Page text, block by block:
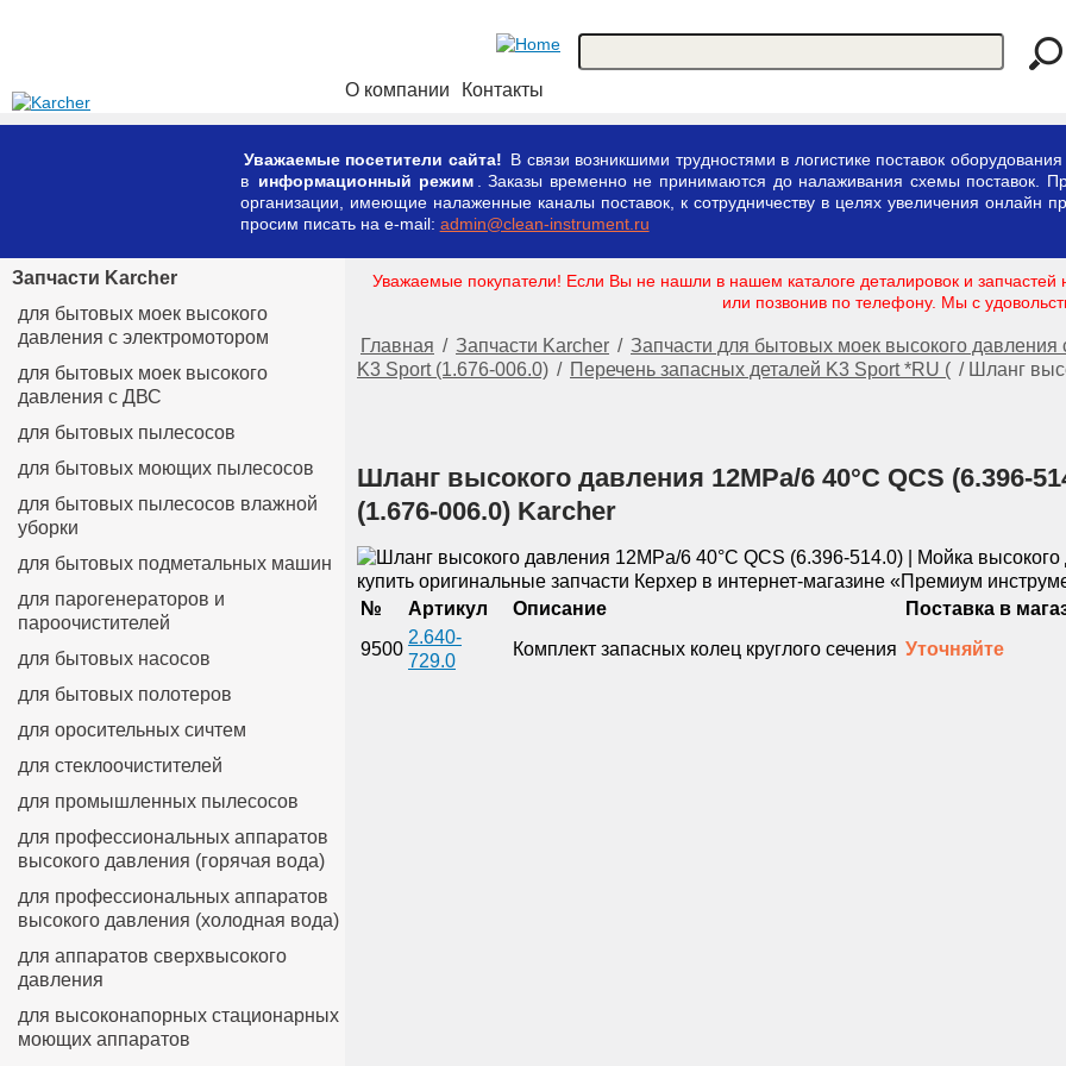
О компании Контакты
Уважаемые посетители сайта! В связи возникшими трудностями в логистике поставок
в информационный режим
. Заказы временно не принимаются до налаживания схемы поставок.
организации, имеющие налаженные каналы поставок, к сотрудничеству в целях увеличения онлайн
просим писать на e-mail: admin@clean-instrument.ru
Запчасти Karcher
для бытовых моек высокого
давления с электромотором
для бытовых моек высокого
давления с ДВС
для бытовых пылесосов
для бытовых моющих пылесосов
для бытовых пылесосов влажной
уборки
для бытовых подметальных машин
для парогенераторов и
пароочистителей
для бытовых насосов
для бытовых полотеров
для оросительных сичтем
для стеклоочистителей
для промышленных пылесосов
для профессиональных аппаратов
высокого давления (горячая вода)
для профессиональных аппаратов
высокого давления (холодная вода)
для аппаратов сверхвысокого
давления
для высоконапорных стационарных
моющих аппаратов
Уважаемые покупатели! Если Вы не нашли в нашем каталоге деталировок и
или позвонив по телефону. Мы с
Главная / Запчасти Karcher / Запчасти для бытовых моек высокого давления
K3 Sport (1.676-006.0) / Перечень запасных деталей K3 Sport *RU ( / Шланг
Шланг высокого давления 12MPa/6 40°C QCS (6.396-
(1.676-006.0) Karcher
№ Артикул Описание
Поставка в
9500
2.640-
729.0
Комплект запасных колец круглого сечения Уточняйте